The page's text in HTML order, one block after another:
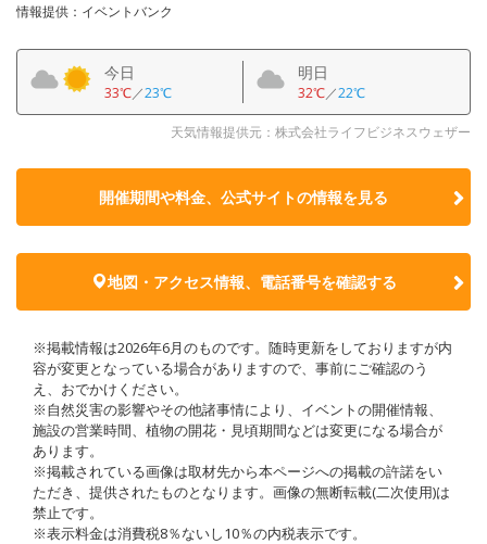
情報提供：イベントバンク
今日
33℃／23℃
明日
32℃／22℃
天気情報提供元：株式会社ライフビジネスウェザー
開催期間や料金、公式サイトの情報を見る
地図・アクセス情報、電話番号を確認する
※掲載情報は2026年6月のものです。随時更新をしておりますが内
容が変更となっている場合がありますので、事前にご確認のう
え、おでかけください。
※自然災害の影響やその他諸事情により、イベントの開催情報、
施設の営業時間、植物の開花・見頃期間などは変更になる場合が
あります。
※掲載されている画像は取材先から本ページへの掲載の許諾をい
ただき、提供されたものとなります。画像の無断転載(二次使用)は
禁止です。
※表示料金は消費税8％ないし10％の内税表示です。